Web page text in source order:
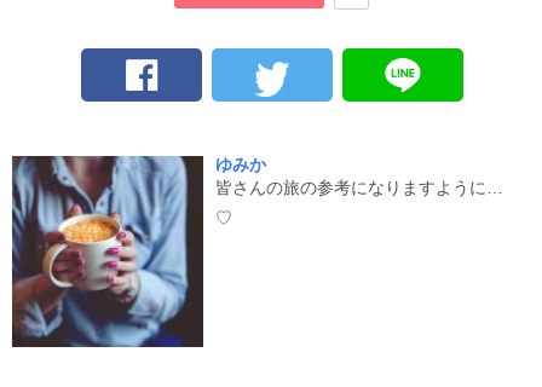
ゆみか
皆さんの旅の参考になりますように…
♡